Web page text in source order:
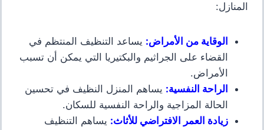
المنازل:
الوقاية من الأمراض: يساعد التنظيف المنتظم في
القضاء على الجراثيم والبكتيريا التي يمكن أن تسبب
الأمراض.
الراحة النفسية: يساهم المنزل النظيف في تحسين
الحالة المزاجية والراحة النفسية للسكان.
زيادة العمر الافتراضي للأثاث: يساهم التنظيف